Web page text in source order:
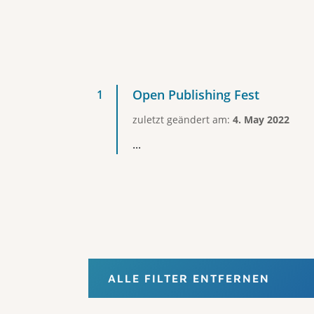
Open Publishing Fest
zuletzt geändert am: 4. May 2022
...
ALLE FILTER ENTFERNEN